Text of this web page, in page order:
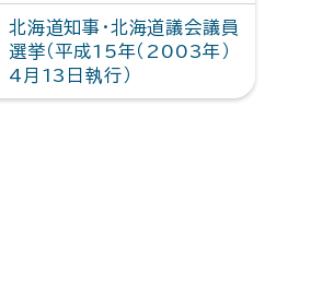
北海道知事・北海道議会議員
選挙（平成15年（2003年）
4月13日執行）